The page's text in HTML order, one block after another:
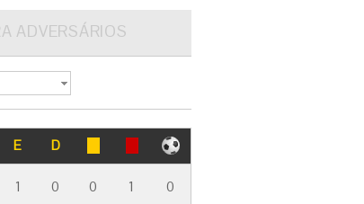
ADVERSÁRIOS
E D
1 0 0 1 0